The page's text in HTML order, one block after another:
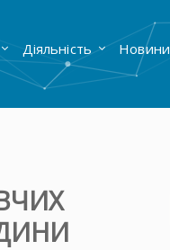
Діяльність Новини